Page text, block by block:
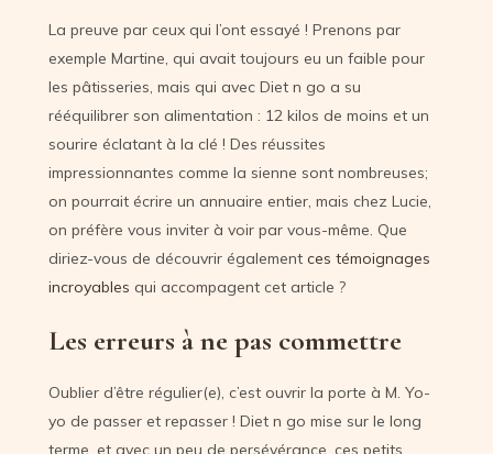
La preuve par ceux qui l’ont essayé ! Prenons par
exemple Martine, qui avait toujours eu un faible pour
les pâtisseries, mais qui avec Diet n go a su
rééquilibrer son alimentation : 12 kilos de moins et un
sourire éclatant à la clé ! Des réussites
impressionnantes comme la sienne sont nombreuses;
on pourrait écrire un annuaire entier, mais chez Lucie,
on préfère vous inviter à voir par vous-même. Que
diriez-vous de découvrir également ces témoignages
incroyables qui accompagent cet article ?
Les erreurs à ne pas commettre
Oublier d’être régulier(e), c’est ouvrir la porte à M. Yo-
yo de passer et repasser ! Diet n go mise sur le long
terme, et avec un peu de persévérance, ces petits